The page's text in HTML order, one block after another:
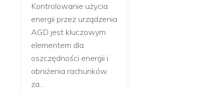
Kontrolowanie użycia
energii przez urządzenia
AGD jest kluczowym
elementem dla
oszczędności energii i
obniżenia rachunków
za…